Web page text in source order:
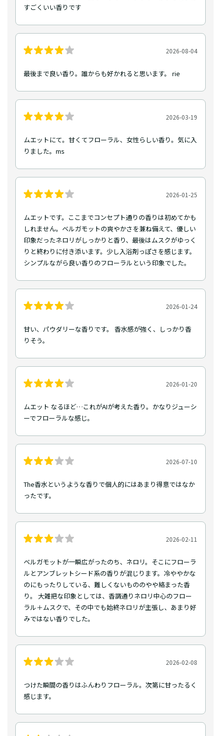
すごくいい香りです
2026-08-04
最後まで良い香り。誰からも好かれると思います。 rie
2026-03-19
ムエットにて。甘くてフローラル、女性らしい香り。気に入
りました。ms
2026-01-25
ムエットです。ここまでコンセプト通りの香りは初めてかも
しれません。ベルガモットの爽やかさを兼ね備えて、優しい
印象だったネロリがしっかりと香り、最後はムスクがゆっく
りと終わりに付き添います。少し入浴剤っぽさを感じます。
シンプルながら良い香りのフローラルという印象でした。
2026-01-24
甘い、パウダリーな香りです。 香水感が強く、しっかり香
りそう。
2026-01-20
ムエット なるほど…これがAIが考えた香り。かなりジューシ
ーでフローラルな感じ。
2026-07-10
The香水というような香りで個人的にはあまり得意ではなか
ったです。
2026-02-11
ベルガモットが一瞬広がったのち、ネロリ。そこにフローラ
ルとアンブレットシード系の香りが混じります。冷ややかな
のにもったりしている、難しくないもののやや絡まった香
り。 大雑把な印象としては、香調通りネロリ中心のフロー
ラル＋ムスクで、その中でも始終ネロリが主張し、あまり好
みではない香りでした。
2026-02-08
つけた瞬間の香りはふんわりフローラル。次第に甘ったるく
感じます。